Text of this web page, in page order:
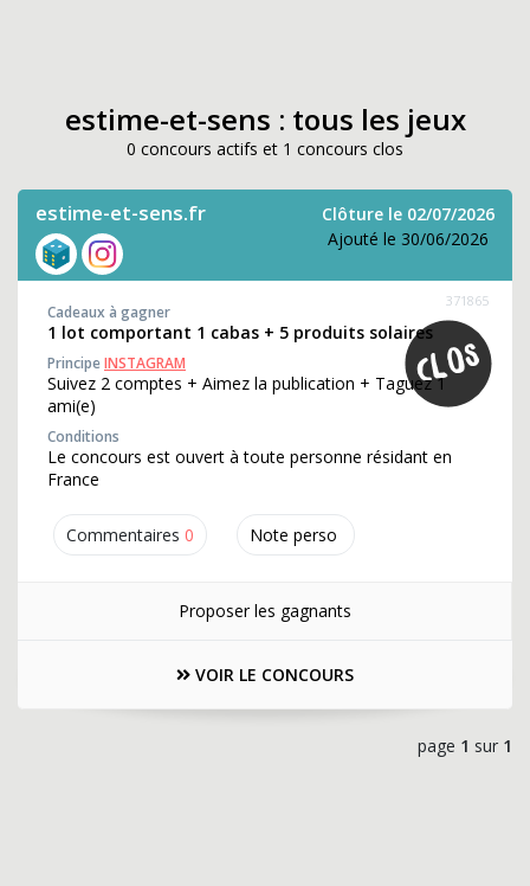
estime-et-sens : tous les jeux
0 concours actifs et 1 concours clos
estime-et-sens.fr
Clôture le 02/07/2026
Ajouté le 30/06/2026
Commentaires 0 Note perso
371865
Cadeaux à gagner
1 lot comportant 1 cabas + 5 produits solaires
PrincipeINSTAGRAM
Suivez 2 comptes + Aimez la publication + Taguez 1
ami(e)
Conditions
Le concours est ouvert à toute personne résidant en
France
Proposer les gagnants
VOIR LE CONCOURS
page 1 sur 1